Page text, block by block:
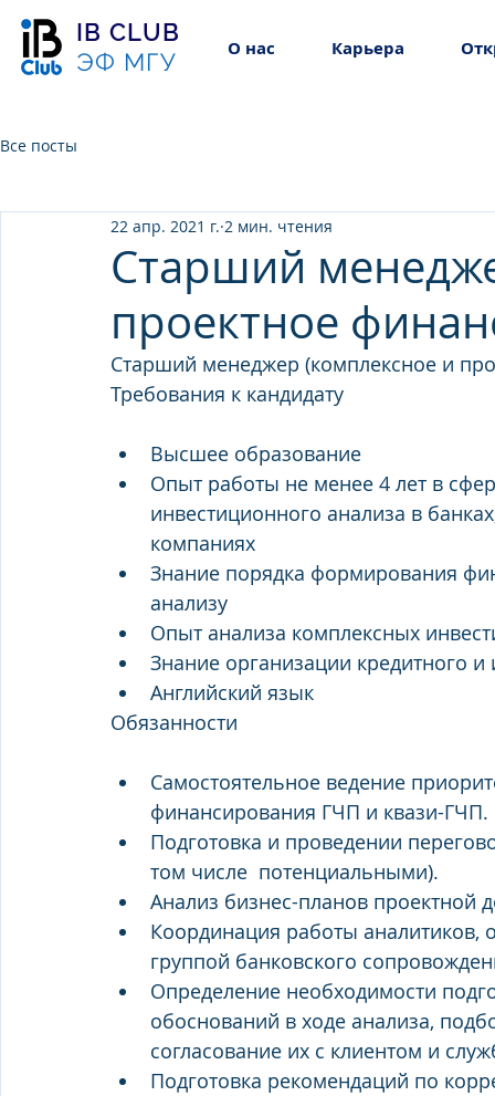
IB CLUB
ЭФ МГУ
О нас Карьера
Все посты
Старший
проектное
22 апр. 2021 г. 2 мин. чтения
Старший менеджер (комплексное и
Требования к кандидату
Высшее образование
Опыт работы не менее 4 лет в
инвестиционного анализа в
компаниях
Знание порядка формирования
анализу
Опыт анализа комплексных
Знание организации кредитного
Английский язык
Обязанности
Самостоятельное ведение
финансирования ГЧП и квази-ГЧП.
Подготовка и проведении
том числе  потенциальными).
Анализ бизнес-планов проектной
Координация работы аналитиков,
группой банковского
Определение необходимости
обоснований в ходе анализа,
согласование их с клиентом и
Подготовка рекомендаций по